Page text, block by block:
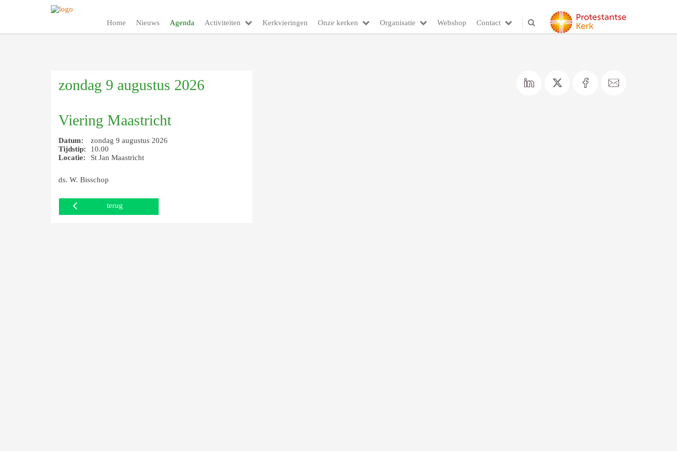
Home Nieuws Agenda Activiteiten Kerkvieringen Onze kerken Organisatie Webshop Contact
zondag 9 augustus 2026
Viering Maastricht
Datum:
zondag 9 augustus 2026
Tijdstip:
10.00
Locatie:
St Jan Maastricht
ds. W. Bisschop
terug